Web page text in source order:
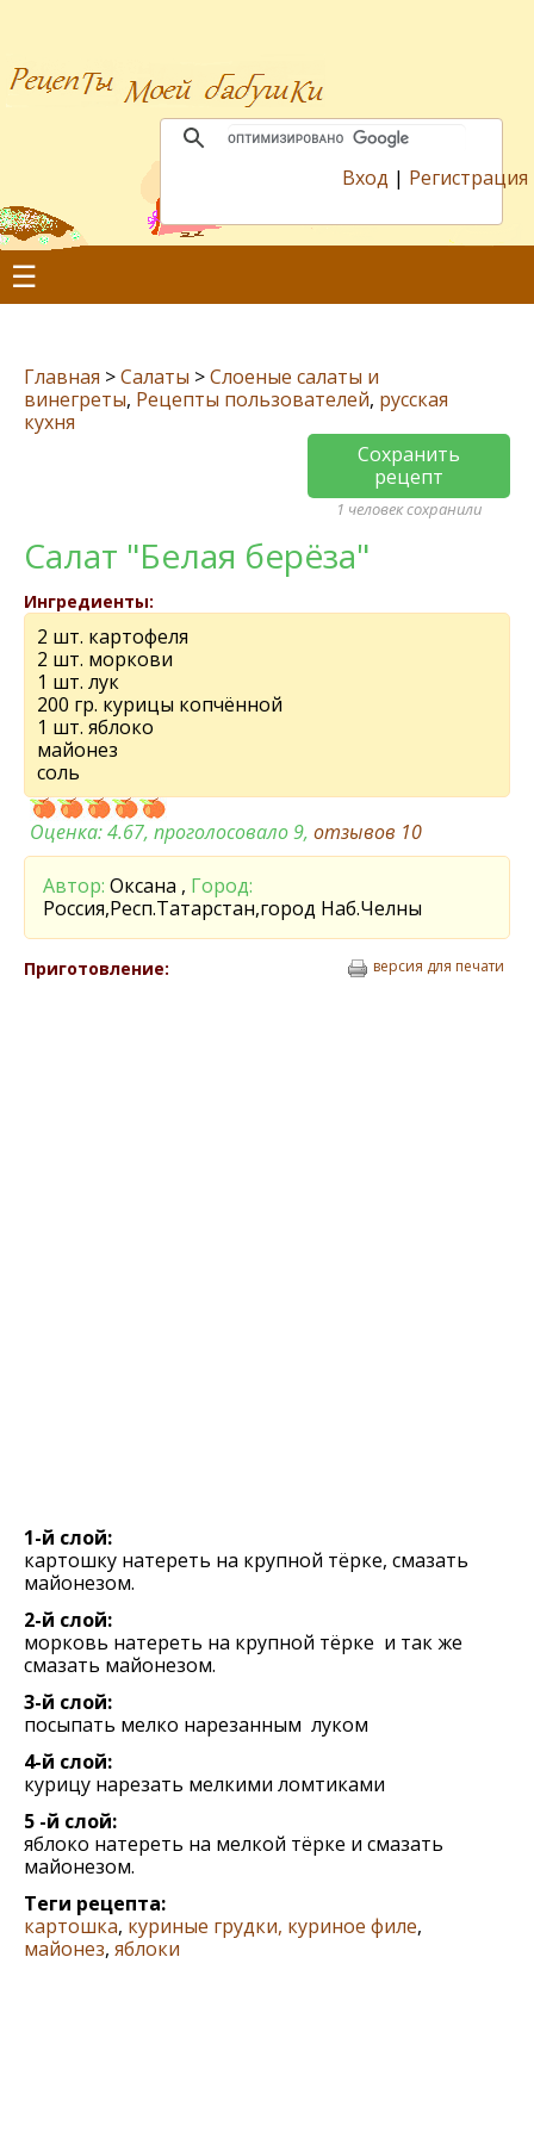
Вход | Регистрация
☰
Главная >Салаты >Слоеные салаты и
винегреты, Рецепты пользователей, русская
кухня
Сохранить
рецепт
1 человек сохранили
Салат "Белая берёза"
Ингредиенты:
2 шт. картофеля
2 шт. моркови
1 шт. лук
200 гр. курицы копчённой
1 шт. яблоко
майонез
соль
Оценка:4.67, проголосовало 9, отзывов 10
Автор: Оксана , Город:
Россия,Респ.Татарстан,город Наб.Челны
Приготовление: версия для печати
1-й слой:
картошку натереть на крупной тёрке, смазать
майонезом.
2-й слой:
морковь натереть на крупной тёрке и так же
смазать майонезом.
3-й слой:
посыпать мелко нарезанным луком
4-й слой:
курицу нарезать мелкими ломтиками
5 -й слой:
яблоко натереть на мелкой тёрке и смазать
майонезом.
Теги рецепта:
картошка, куриные грудки, куриное филе,
майонез, яблоки